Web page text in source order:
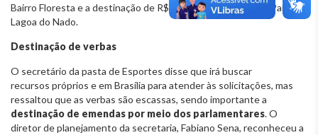
Bairro Floresta e a destinação de R$ 500 mil para a pista do Parque
Lagoa do Nado.
Destinação de verbas
O secretário da pasta de Esportes disse que irá buscar
recursos próprios e em Brasília para atender às solicitações, mas
ressaltou que as verbas são escassas, sendo importante a
destinação de emendas por meio dos parlamentares. O
diretor de planejamento da secretaria, Fabiano Sena, reconheceu a